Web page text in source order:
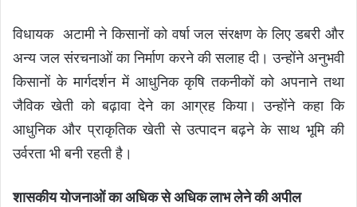
विधायक अटामी ने किसानों को वर्षा जल संरक्षण के लिए डबरी और
अन्य जल संरचनाओं का निर्माण करने की सलाह दी। उन्होंने अनुभवी
किसानों के मार्गदर्शन में आधुनिक कृषि तकनीकों को अपनाने तथा
जैविक खेती को बढ़ावा देने का आग्रह किया। उन्होंने कहा कि
आधुनिक और प्राकृतिक खेती से उत्पादन बढ़ने के साथ भूमि की
उर्वरता भी बनी रहती है।
शासकीय योजनाओं का अधिक से अधिक लाभ लेने की अपील